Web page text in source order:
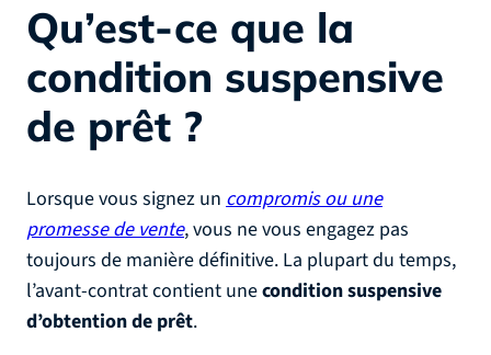
Qu’est-ce que la
condition suspensive
de prêt ?
Lorsque vous signez un compromis ou une
promesse de vente, vous ne vous engagez pas
toujours de manière définitive. La plupart du temps,
l’avant-contrat contient unecondition suspensive
d’obtention de prêt.